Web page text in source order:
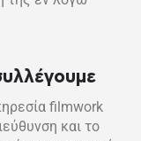
filmwork
και το